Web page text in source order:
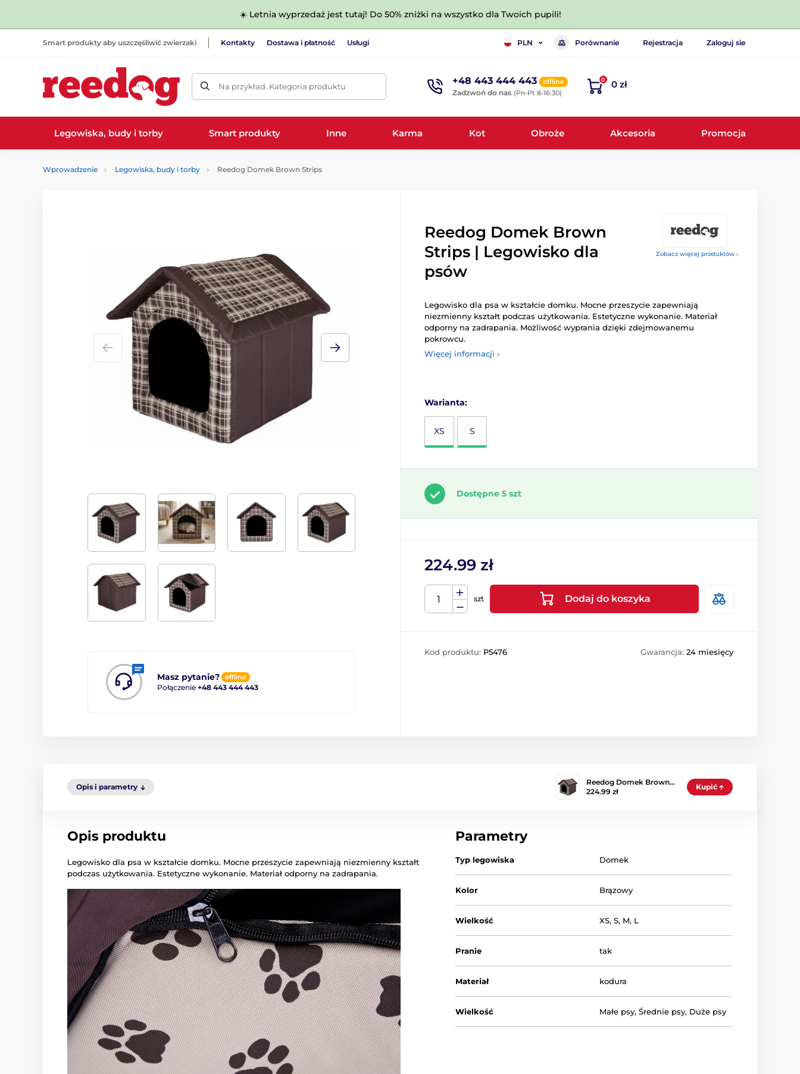
☀️ Letnia wyprzedaż jest tutaj! Do 50% zniżki na wszystko dla Twoich pupili!
Smart produkty aby uszczęśliwić zwierzaki Kontakty Dostawa i płatność Usługi PLN Porównanie Rejestracja Zaloguj sie
Na przykład. Kategoria produktu +48 443 444 443 offline
Zadzwoń do nas (Pn-Pt 8-16:30)
0 0 zł
Legowiska, budy i torby Smart produkty Inne Karma Kot Obroże Akcesoria Promocja
Wprowadzenie Legowiska, budy i torby Reedog Domek Brown Strips
Zobacz więcej produktów ›
Masz pytanie? offline
Połączenie +48 443 444 443
Reedog Domek Brown
Strips | Legowisko dla
psów
Legowisko dla psa w kształcie domku. Mocne przeszycie zapewniają
niezmienny kształt podczas użytkowania. Estetyczne wykonanie. Materiał
odporny na zadrapania. Możliwość wyprania dzięki zdejmowanemu
pokrowcu.
Więcej informacji ›
Warianta:
XS S
Dostępne 5 szt
224.99 zł
szt Dodaj do koszyka
Kod produktu: P5476 Gwarancja: 24 miesięcy
Opis i parametry
Reedog Domek Brown…
224.99 zł
Kupić
Opis produktu
Legowisko dla psa w kształcie domku. Mocne przeszycie zapewniają niezmienny kształt
podczas użytkowania. Estetyczne wykonanie. Materiał odporny na zadrapania.
Parametry
Typ legowiska Domek
Kolor Brązowy
Wielkość XS,S, M, L
Pranie tak
Materiał kodura
Wielkość Małe psy,Średnie psy, Duże psy